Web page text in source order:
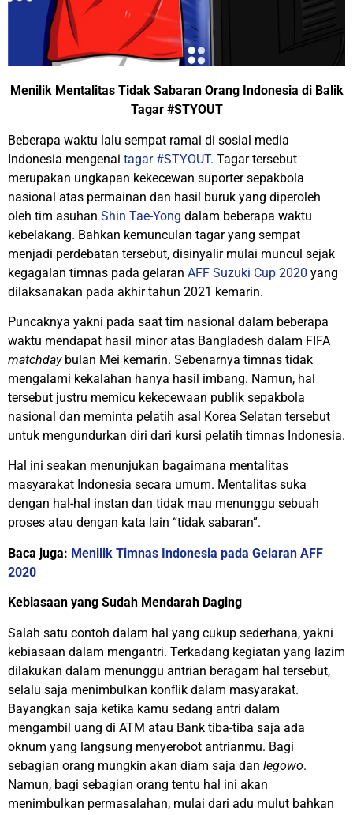
Menilik Mentalitas Tidak Sabaran Orang Indonesia di Balik
Tagar #STYOUT
Beberapa waktu lalu sempat ramai di sosial media
Indonesia mengenai tagar #STYOUT. Tagar tersebut
merupakan ungkapan kekecewan suporter sepakbola
nasional atas permainan dan hasil buruk yang diperoleh
oleh tim asuhan Shin Tae-Yong dalam beberapa waktu
kebelakang. Bahkan kemunculan tagar yang sempat
menjadi perdebatan tersebut, disinyalir mulai muncul sejak
kegagalan timnas pada gelaran AFF Suzuki Cup 2020 yang
dilaksanakan pada akhir tahun 2021 kemarin.
Puncaknya yakni pada saat tim nasional dalam beberapa
waktu mendapat hasil minor atas Bangladesh dalam FIFA
matchdaybulan Mei kemarin. Sebenarnya timnas tidak
mengalami kekalahan hanya hasil imbang. Namun, hal
tersebut justru memicu kekecewaan publik sepakbola
nasional dan meminta pelatih asal Korea Selatan tersebut
untuk mengundurkan diri dari kursi pelatih timnas Indonesia.
Hal ini seakan menunjukan bagaimana mentalitas
masyarakat Indonesia secara umum. Mentalitas suka
dengan hal-hal instan dan tidak mau menunggu sebuah
proses atau dengan kata lain “tidak sabaran”.
Baca juga: Menilik Timnas Indonesia pada Gelaran AFF
2020
Kebiasaan yang Sudah Mendarah Daging
Salah satu contoh dalam hal yang cukup sederhana, yakni
kebiasaan dalam mengantri. Terkadang kegiatan yang lazim
dilakukan dalam menunggu antrian beragam hal tersebut,
selalu saja menimbulkan konflik dalam masyarakat.
Bayangkan saja ketika kamu sedang antri dalam
mengambil uang di ATM atau Bank tiba-tiba saja ada
oknum yang langsung menyerobot antrianmu. Bagi
sebagian orang mungkin akan diam saja dan legowo.
Namun, bagi sebagian orang tentu hal ini akan
menimbulkan permasalahan, mulai dari adu mulut bahkan